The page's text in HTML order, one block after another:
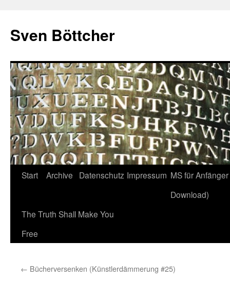
springen
Sven Böttcher
Start Archive Datenschutz Impressum MS für
Download)
The Truth Shall Make You
Free
← Bücherversenken (Künstlerdämmerung #25)